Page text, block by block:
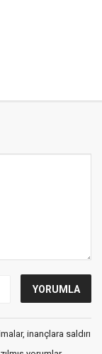
inançlara saldırı